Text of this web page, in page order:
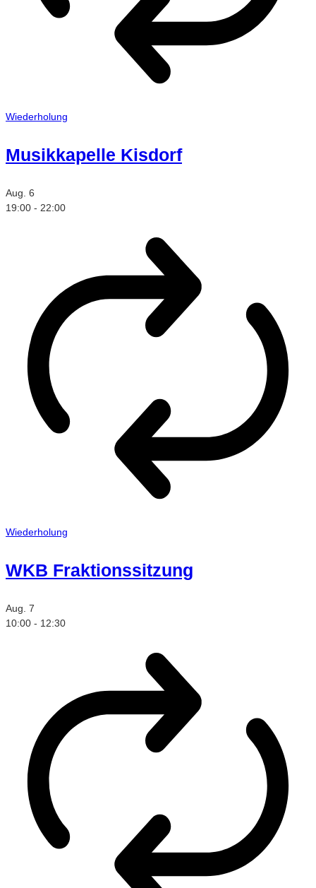
Wiederholung
Musikkapelle Kisdorf
Aug. 6
19:00 - 22:00
Wiederholung
WKB Fraktionssitzung
Aug. 7
10:00 - 12:30